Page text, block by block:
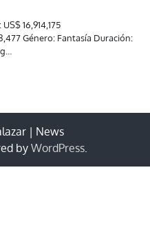
US$ 16,914,175
Género: Fantasía Duración:
| News
by WordPress.